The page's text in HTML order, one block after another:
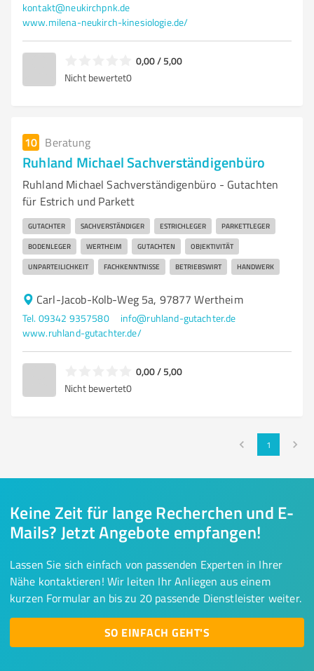
kontakt@neukirchpnk.de
www.milena-neukirch-kinesiologie.de/
0,00 / 5,00
Nicht bewertet0
10 Beratung
Ruhland Michael Sachverständigenbüro
Ruhland Michael Sachverständigenbüro - Gutachten
für Estrich und Parkett
GUTACHTER SACHVERSTÄNDIGER ESTRICHLEGER PARKETTLEGER
BODENLEGER WERTHEIM GUTACHTEN OBJEKTIVITÄT
UNPARTEILICHKEIT FACHKENNTNISSE BETRIEBSWIRT HANDWERK
Carl-Jacob-Kolb-Weg 5a, 97877 Wertheim
Tel. 09342 9357580
info@ruhland-gutachter.de
www.ruhland-gutachter.de/
0,00 / 5,00
Nicht bewertet0
1
Keine Zeit für lange Recherchen und E-
Mails? Jetzt Angebote empfangen!
Lassen Sie sich einfach von passenden Experten in Ihrer
Nähe kontaktieren! Wir leiten Ihr Anliegen aus einem
kurzen Formular an bis zu 20 passende Dienstleister weiter.
SO EINFACH GEHT'S